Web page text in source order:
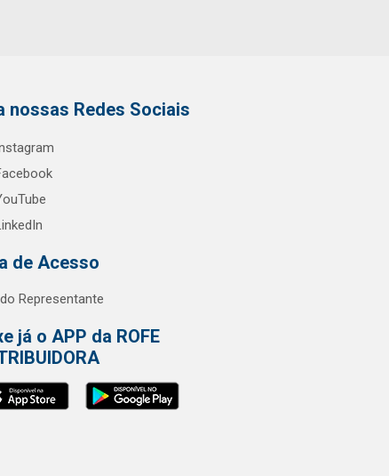
nossas Redes Sociais
de Acesso
Representante
já o APP da ROFE